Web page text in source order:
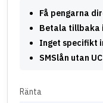
Få pengarna
Betala tillbaka
Inget specifikt
SMSlån utan UC
Ränta